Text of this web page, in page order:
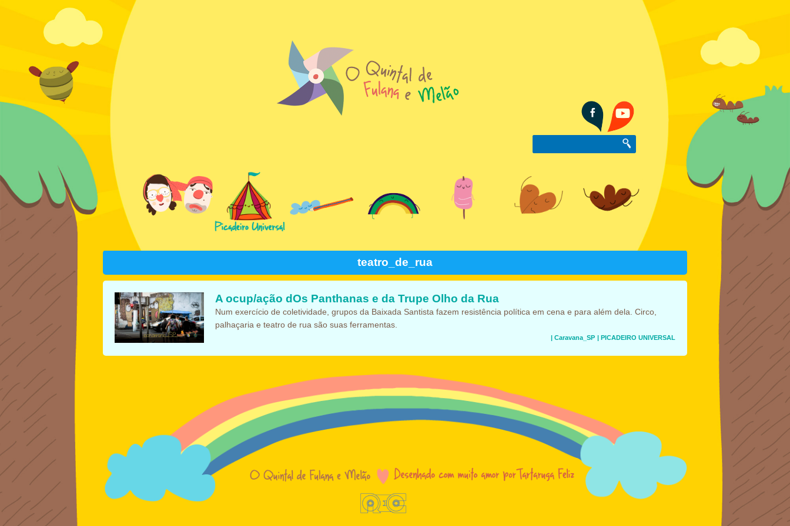
teatro_de_rua
A ocup/ação dOs Panthanas e da Trupe Olho da Rua
Num exercício de coletividade, grupos da Baixada Santista fazem resistência política em cena e para além dela. Circo,
palhaçaria e teatro de rua são suas ferramentas.
| PICADEIRO UNIVERSAL
| Caravana_SP